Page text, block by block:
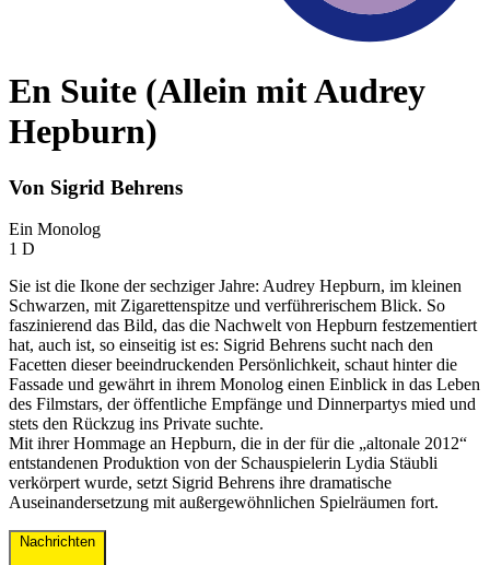
En Suite (Allein mit Audrey
Hepburn)
Von Sigrid Behrens
Ein Monolog
1 D
Sie ist die Ikone der sechziger Jahre: Audrey Hepburn, im kleinen
Schwarzen, mit Zigarettenspitze und verführerischem Blick. So
faszinierend das Bild, das die Nachwelt von Hepburn festzementiert
hat, auch ist, so einseitig ist es: Sigrid Behrens sucht nach den
Facetten dieser beeindruckenden Persönlichkeit, schaut hinter die
Fassade und gewährt in ihrem Monolog einen Einblick in das Leben
des Filmstars, der öffentliche Empfänge und Dinnerpartys mied und
stets den Rückzug ins Private suchte.
Mit ihrer Hommage an Hepburn, die in der für die „altonale 2012“
entstandenen Produktion von der Schauspielerin Lydia Stäubli
verkörpert wurde, setzt Sigrid Behrens ihre dramatische
Auseinandersetzung mit außergewöhnlichen Spielräumen fort.
Nachrichten